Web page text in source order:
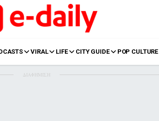
VIRAL LIFE CITY GUIDE POP CULTURE
ΔΙΑΦΗΜΙΣΗ